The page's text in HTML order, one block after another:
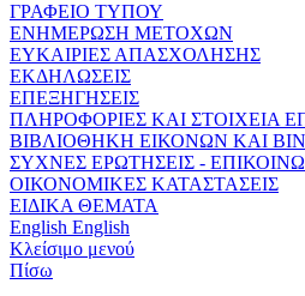
ΓΡΑΦΕΙΟ ΤΥΠΟΥ
ΕΝΗΜΕΡΩΣΗ ΜΕΤΟΧΩΝ
ΕΥΚΑΙΡΙΕΣ ΑΠΑΣΧΟΛΗΣΗΣ
ΕΚΔΗΛΩΣΕΙΣ
ΕΠΕΞΗΓΗΣΕΙΣ
ΠΛΗΡΟΦΟΡΙΕΣ ΚΑΙ ΣΤΟΙΧΕΙΑ
ΒΙΒΛΙΟΘΗΚΗ ΕΙΚΟΝΩΝ ΚΑΙ
ΣΥΧΝΕΣ ΕΡΩΤΗΣΕΙΣ -
ΟΙΚΟΝΟΜΙΚΕΣ ΚΑΤΑΣΤΑΣΕΙΣ
ΕΙΔΙΚΑ ΘΕΜΑΤΑ
English English
Κλείσιμο μενού
Πίσω